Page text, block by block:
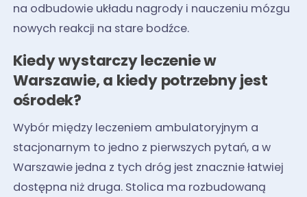
na odbudowie układu nagrody i nauczeniu mózgu
nowych reakcji na stare bodźce.
Kiedy wystarczy leczenie w
Warszawie, a kiedy potrzebny jest
ośrodek?
Wybór między leczeniem ambulatoryjnym a
stacjonarnym to jedno z pierwszych pytań, a w
Warszawie jedna z tych dróg jest znacznie łatwiej
dostępna niż druga. Stolica ma rozbudowaną